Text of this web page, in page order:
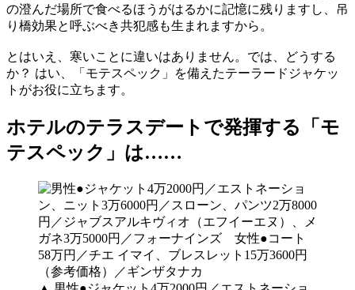
の澄んだ場所で食べるほうがはるかに記憶に残りますし、吊
り橋効果と呼ぶべき共犯感も生まれますから。
とはいえ、寒いことに違いはありません。では、どうする
か？ はい、「モテスペック」を備えたテーラードジャケッ
トがお役に立ちます。
ホテルのテラスデートで発揮する「モ
テスペック」は……